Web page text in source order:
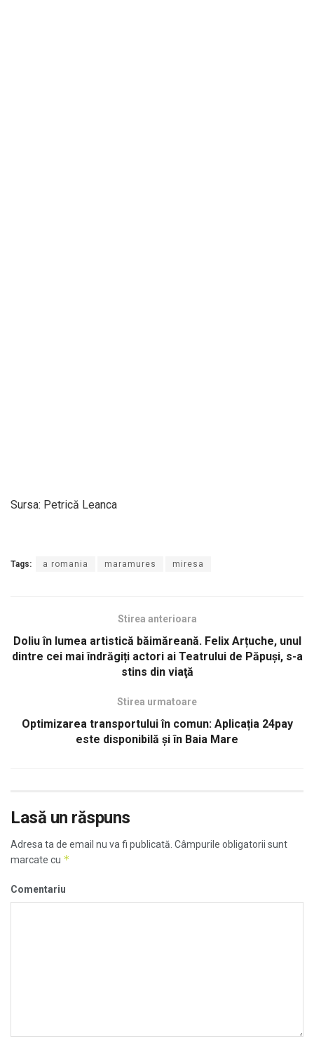
Sursa: Petrică Leanca
Tags: a romania maramures miresa
Stirea anterioara
Doliu în lumea artistică băimăreană. Felix Arțuche, unul
dintre cei mai îndrăgiți actori ai Teatrului de Păpuși, s-a
stins din viaţă
Stirea urmatoare
Optimizarea transportului în comun: Aplicația 24pay
este disponibilă și în Baia Mare
Lasă un răspuns
Adresa ta de email nu va fi publicată. Câmpurile obligatorii sunt
marcate cu *
Comentariu